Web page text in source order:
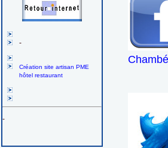
-
Création site artisan PME
hôtel restaurant
-